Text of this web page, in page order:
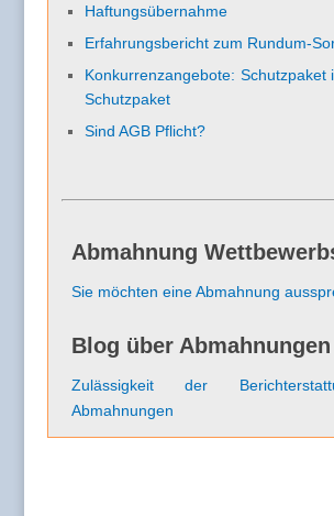
Haftungsübernahme
Erfahrungsbericht zum Rundum-
Konkurrenzangebote: Schutzpaket
Schutzpaket
Sind AGB Pflicht?
Abmahnung
Sie möchten eine Abmahnung
Blog über Abmahnungen
Zulässigkeit der
Abmahnungen